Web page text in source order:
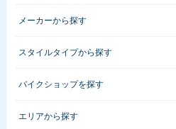
メーカーから探す
スタイルタイプから探す
バイクショップを探す
エリアから探す